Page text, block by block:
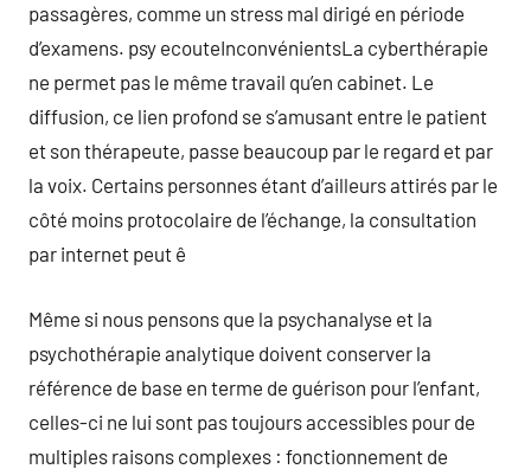
passagères, comme un stress mal dirigé en période
d’examens. psy ecouteInconvénientsLa cyberthérapie
ne permet pas le même travail qu’en cabinet. Le
diffusion, ce lien profond se s’amusant entre le patient
et son thérapeute, passe beaucoup par le regard et par
la voix. Certains personnes étant d’ailleurs attirés par le
côté moins protocolaire de l’échange, la consultation
par internet peut ê
Même si nous pensons que la psychanalyse et la
psychothérapie analytique doivent conserver la
référence de base en terme de guérison pour l’enfant,
celles-ci ne lui sont pas toujours accessibles pour de
multiples raisons complexes : fonctionnement de